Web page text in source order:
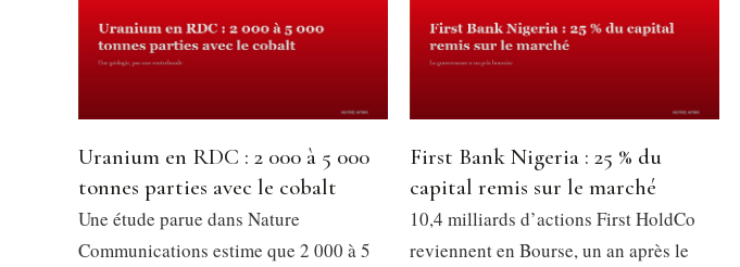
Uranium en RDC : 2 000 à 5 000
tonnes parties avec le cobalt
Une étude parue dans Nature
Communications estime que 2 000 à 5
First Bank Nigeria : 25 % du
capital remis sur le marché
10,4 milliards d’actions First HoldCo
reviennent en Bourse, un an après le